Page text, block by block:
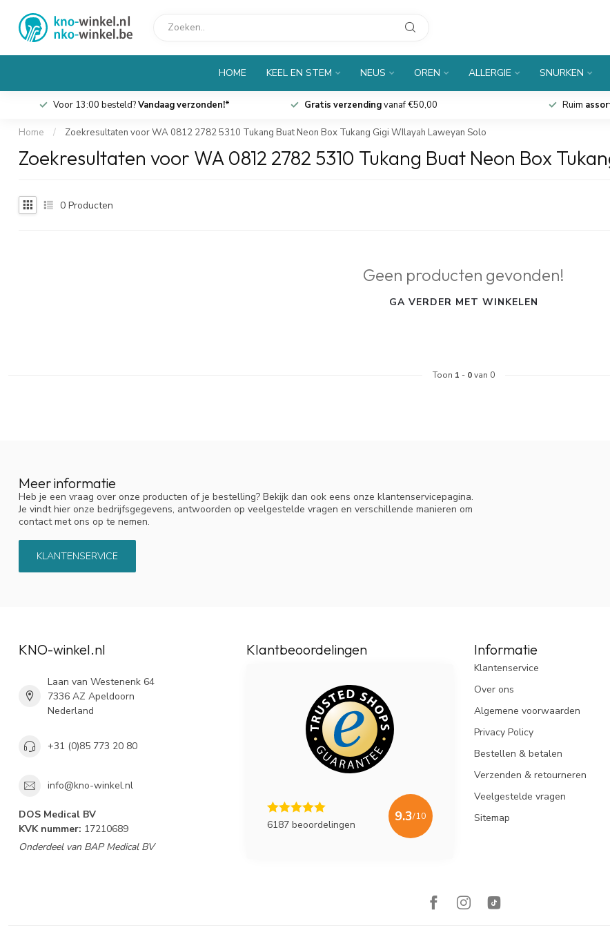
HOME KEEL EN STEM NEUS OREN ALLERGIE SNURKEN
Voor 13:00 besteld?Vandaag verzonden!* Gratis verzendingvanaf €50,00 Ruim
Home / Zoekresultaten voor WA 0812 2782 5310 Tukang Buat Neon Box Tukang Gigi WIlayah Laweyan Solo
Zoekresultaten voor WA 0812 2782 5310 Tukang Buat Neon Box
0 Producten
Geen producten gevonden!
GA VERDER MET WINKELEN
Toon 1 - 0van 0
Meer informatie
Heb je een vraag over onze producten of je bestelling? Bekijk dan ook eens onze klantenservicepagina.
Je vindt hier onze bedrijfsgegevens, antwoorden op veelgestelde vragen en verschillende manieren om
contact met ons op te nemen.
KLANTENSERVICE
KNO-winkel.nl
Laan van Westenenk 64
7336 AZ Apeldoorn
Nederland
+31 (0)85 773 20 80
info@kno-winkel.nl
DOS Medical BV
KVK nummer: 17210689
Onderdeel van BAP Medical BV
Klantbeoordelingen
6187 beoordelingen
9.3/10
Informatie
Klantenservice
Over ons
Algemene voorwaarden
Privacy Policy
Bestellen & betalen
Verzenden & retourneren
Veelgestelde vragen
Sitemap